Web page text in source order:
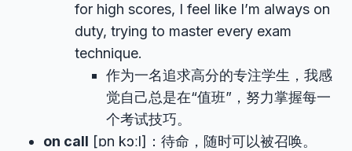
for high scores, I feel like I’m always on
duty, trying to master every exam
technique.
作为一名追求高分的专注学生，我感
觉自己总是在“值班”，努力掌握每一
个考试技巧。
on call [ɒn kɔːl]：待命，随时可以被召唤。